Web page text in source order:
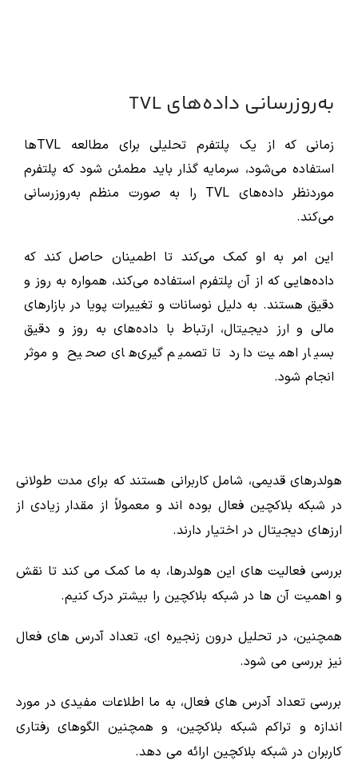
به‌روزرسانی داده‌های TVL
زمانی که از یک پلتفرم تحلیلی برای مطالعه TVLها
استفاده می‌شود، سرمایه‌ گذار باید مطمئن شود که پلتفرم
موردنظر داده‌های TVL را به صورت منظم به‌روزرسانی
می‌کند.
این امر به او کمک می‌کند تا اطمینان حاصل کند که
داده‌هایی که از آن پلتفرم استفاده می‌کند، همواره به ‌روز و
دقیق هستند. به دلیل نوسانات و تغییرات پویا در بازارهای
مالی و ارز دیجیتال، ارتباط با داده‌های به ‌روز و دقیق
بسیار اهمیت دارد تا تصمیم‌ گیری‌های صحیح و موثر
انجام شود.
هولدرهای قدیمی، شامل کاربرانی هستند که برای مدت طولانی
در شبکه بلاکچین فعال بوده اند و معمولاً از مقدار زیادی از
ارزهای دیجیتال در اختیار دارند.
بررسی فعالیت های این هولدرها، به ما کمک می کند تا نقش
و اهمیت آن ها در شبکه بلاکچین را بیشتر درک کنیم.
همچنین، در تحلیل درون زنجیره ای، تعداد آدرس های فعال
نیز بررسی می شود.
بررسی تعداد آدرس های فعال، به ما اطلاعات مفیدی در مورد
اندازه و تراکم شبکه بلاکچین، و همچنین الگوهای رفتاری
کاربران در شبکه بلاکچین ارائه می دهد.